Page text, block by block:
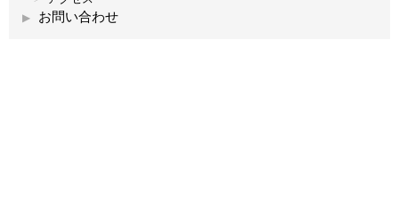
お問い合わせ